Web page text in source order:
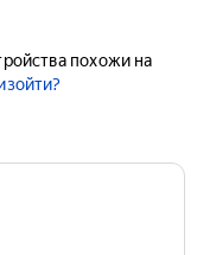
похожи на